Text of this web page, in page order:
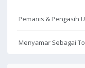
Pemanis & Pengasih
Menyamar Sebagai